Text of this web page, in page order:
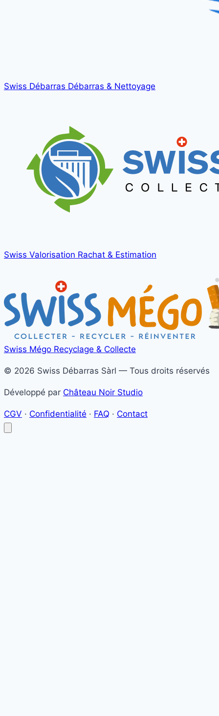
Swiss Débarras Débarras & Nettoyage
Swiss Valorisation Rachat & Estimation
Swiss Mégo Recyclage & Collecte
© 2026 Swiss Débarras Sàrl — Tous droits réservés
Développé par Château Noir Studio
CGV · Confidentialité · FAQ · Contact